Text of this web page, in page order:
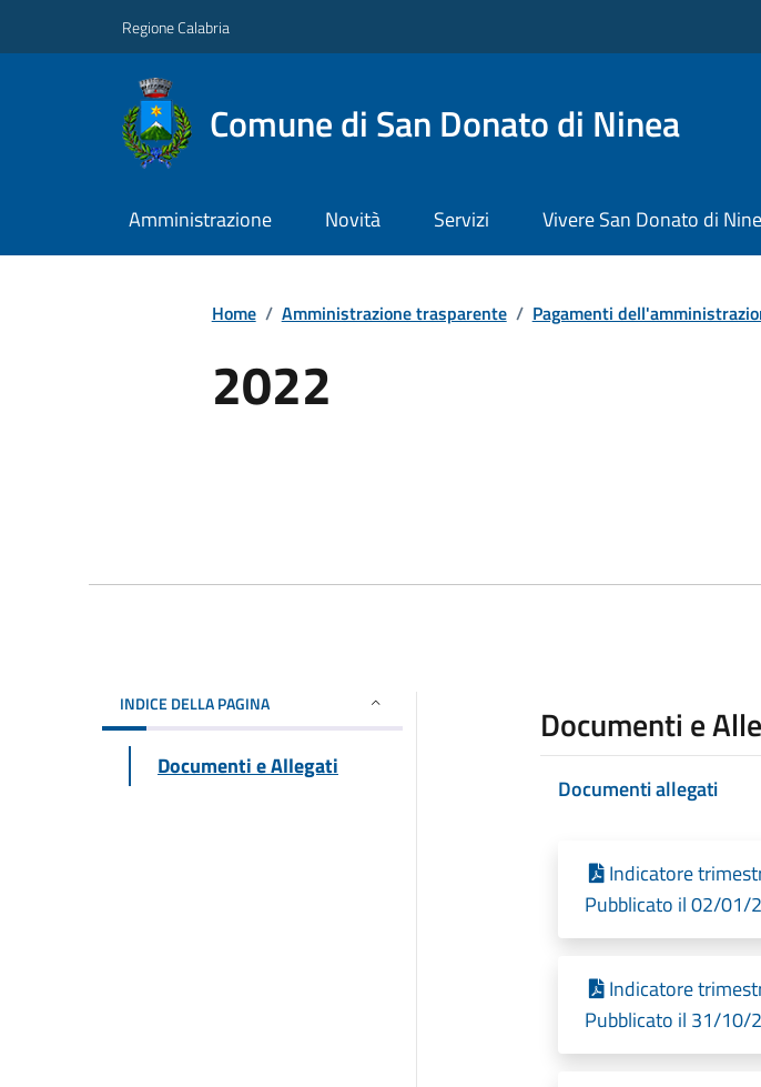
Regione Calabria
Comune di San Donato di Ninea
Amministrazione Novità Servizi Vivere San Donato di
Home / Amministrazione trasparente / Pagamenti
2022
INDICE DELLA PAGINA
Documenti e Allegati
Documenti e
Documenti allegati
Indicatore
Pubblicato il 02/01/
Indicatore
Pubblicato il 31/10/